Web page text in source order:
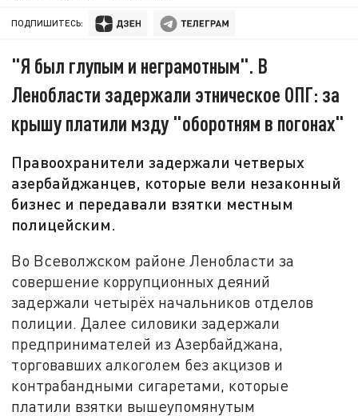
ПОДПИШИТЕСЬ:
"Я был глупым и неграмотным". В
Ленобласти задержали этническое ОПГ: за
крышу платили мзду "оборотням в погонах"
Правоохранители задержали четверых
азербайджанцев, которые вели незаконный
бизнес и передавали взятки местным
полицейским.
Во Всеволжском районе Ленобласти за
совершение коррупционных деяний
задержали четырёх начальников отделов
полиции. Далее силовики задержали
предпринимателей из Азербайджана,
торговавших алкоголем без акцизов и
контрабандными сигаретами, которые
платили взятки вышеупомянутым